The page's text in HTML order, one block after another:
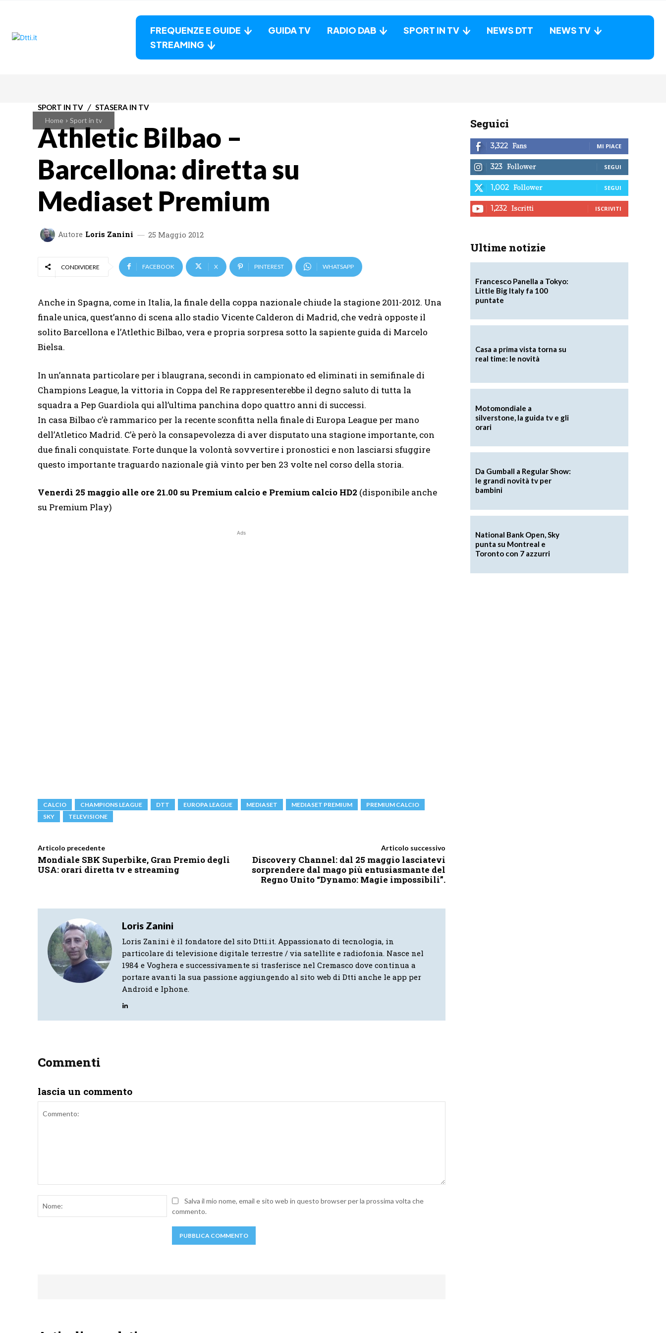
FREQUENZE E GUIDE GUIDA TV RADIO DAB SPORT IN TV NEWS DTT
NEWS TV
STREAMING
Home Sport in tv
SPORT IN TV STASERA IN TV
Athletic Bilbao –
Barcellona: diretta su
Mediaset Premium
Autore Loris Zanini 25 Maggio 2012
CONDIVIDERE FACEBOOK X PINTEREST WHATSAPP
Anche in Spagna, come in Italia, la finale della coppa nazionale chiude la stagione 2011-2012. Una
finale unica, quest’anno di scena allo stadio Vicente Calderon di Madrid, che vedrà opposte il
solito Barcellona e l’Atlethic Bilbao, vera e propria sorpresa sotto la sapiente guida di Marcelo
Bielsa.
In un’annata particolare per i blaugrana, secondi in campionato ed eliminati in semifinale di
Champions League, la vittoria in Coppa del Re rappresenterebbe il degno saluto di tutta la
squadra a Pep Guardiola qui all’ultima panchina dopo quattro anni di successi.
In casa Bilbao c’è rammarico per la recente sconfitta nella finale di Europa League per mano
dell’Atletico Madrid. C’è però la consapevolezza di aver disputato una stagione importante, con
due finali conquistate. Forte dunque la volontà sovvertire i pronostici e non lasciarsi sfuggire
questo importante traguardo nazionale già vinto per ben 23 volte nel corso della storia.
Venerdì 25 maggio alle ore 21.00 su Premium calcio e Premium calcio HD2 (disponibile anche
su Premium Play)
Ads
CALCIO CHAMPIONS LEAGUE DTT EUROPA LEAGUE MEDIASET MEDIASET PREMIUM
PREMIUM CALCIO
SKY
TELEVISIONE
Articolo precedente
Mondiale SBK Superbike, Gran Premio degli
USA: orari diretta tv e streaming
Articolo successivo
Discovery Channel: dal 25 maggio lasciatevi
sorprendere dal mago più entusiasmante del
Regno Unito “Dynamo: Magie impossibili”.
Loris Zanini
Loris Zanini è il fondatore del sito Dtti.it. Appassionato di tecnologia, in
particolare di televisione digitale terrestre / via satellite e radiofonia. Nasce nel
1984 e Voghera e successivamente si trasferisce nel Cremasco dove continua a
portare avanti la sua passione aggiungendo al sito web di Dtti anche le app per
Android e Iphone.
Commenti
lascia un commento
Nome:Salva il mio nome, email e sito web in questo browser per la prossima volta che
commento.
Seguici
3,322 Fans MI PIACE
323 Follower SEGUI
1,002 Follower SEGUI
1,232 Iscritti ISCRIVITI
Ultime notizie
Francesco Panella a Tokyo:
Little Big Italy fa 100
puntate
Casa a prima vista torna su
real time: le novità
Motomondiale a
silverstone, la guida tv e gli
orari
Da Gumball a Regular Show:
le grandi novità tv per
bambini
National Bank Open, Sky
punta su Montreal e
Toronto con 7 azzurri